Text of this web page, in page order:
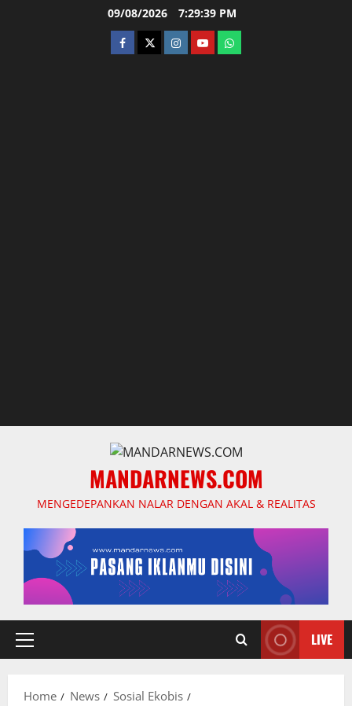
09/08/2026 7:29:40 PM
facebooktwitterinstagram.com
youtubewhatsapp
MANDARNEWS.COM
MENGEDEPANKAN NALAR DENGAN AKAL & REALITAS
Primary
LIVE
Home News
Sosial Ekobis